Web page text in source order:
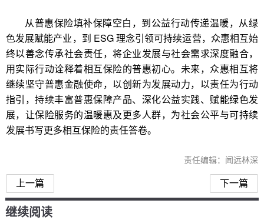
从普惠保险填补保障空白，到公益行动传递温暖，从绿
色发展赋能产业，到 ESG 理念引领可持续运营，众惠相互始
终以善念传承社会责任，将企业发展与社会需求深度融合，
用实际行动诠释着相互保险的普惠初心。未来，众惠相互将
继续坚守普惠金融使命，以创新为发展动力，以责任为行动
指引，持续丰富普惠保障产品、深化公益实践、赋能绿色发
展，让保险服务的温暖惠及更多人群，为社会公平与可持续
发展书写更多相互保险的责任答卷。
责任编辑：闻远林深
上一篇 下一篇
继续阅读